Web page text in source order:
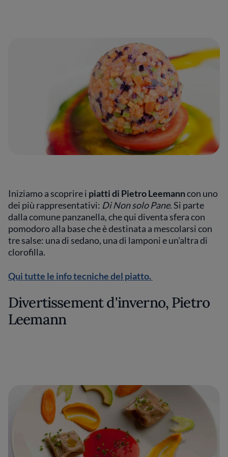
Iniziamo a scoprire i piatti di Pietro Leemanncon uno
dei più rappresentativi: Di Non solo Pane. Si parte
dalla comune panzanella, che qui diventa sfera con
pomodoro alla base che è destinata a mescolarsi con
tre salse: una di sedano, una di lamponi e un'altra di
clorofilla.
Qui tutte le info tecniche del piatto.
Divertissement d'inverno, Pietro
Leemann